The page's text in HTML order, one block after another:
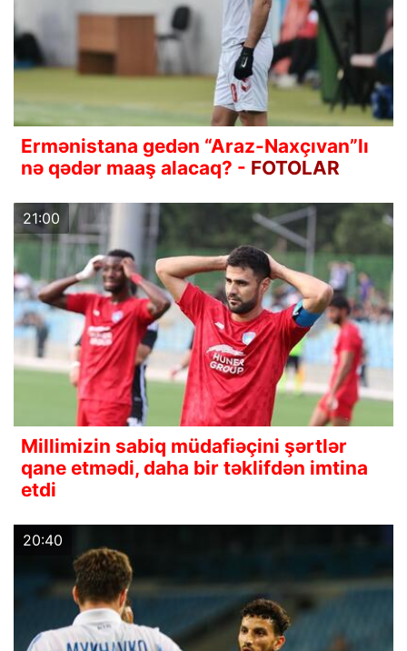
Ermənistana gedən “Araz-Naxçıvan”lı
nə qədər maaş alacaq? - FOTOLAR
21:00
Millimizin sabiq müdafiəçini şərtlər
qane etmədi, daha bir təklifdən imtina
etdi
20:40